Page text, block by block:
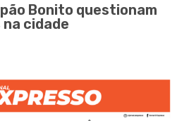
Bonito questionam
cidade